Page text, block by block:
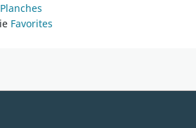
Planches
Favorites